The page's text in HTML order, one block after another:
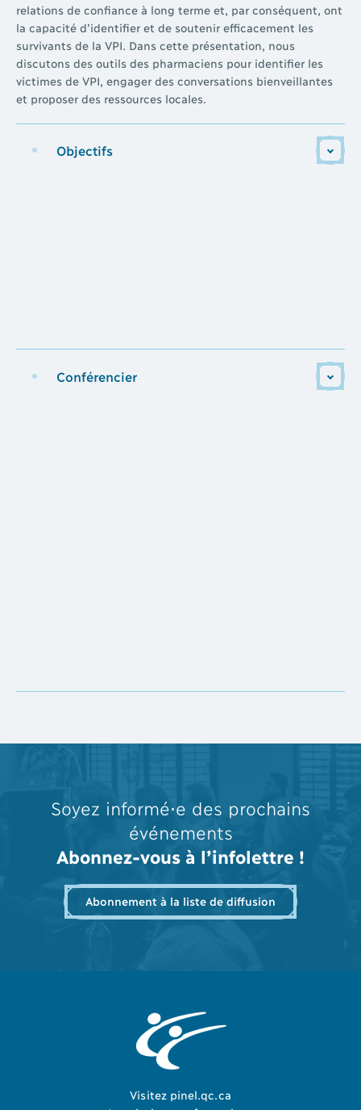
relations de confiance à long terme et, par conséquent, ont
la capacité d’identifier et de soutenir efficacement les
survivants de la VPI. Dans cette présentation, nous
discutons des outils des pharmaciens pour identifier les
victimes de VPI, engager des conversations bienveillantes
et proposer des ressources locales.
Objectifs
Conférencier
Soyez informé⋅e des prochains
événements
Abonnez-vous à l’infolettre !
Abonnement à la liste de diffusion
Visitez pinel.qc.ca